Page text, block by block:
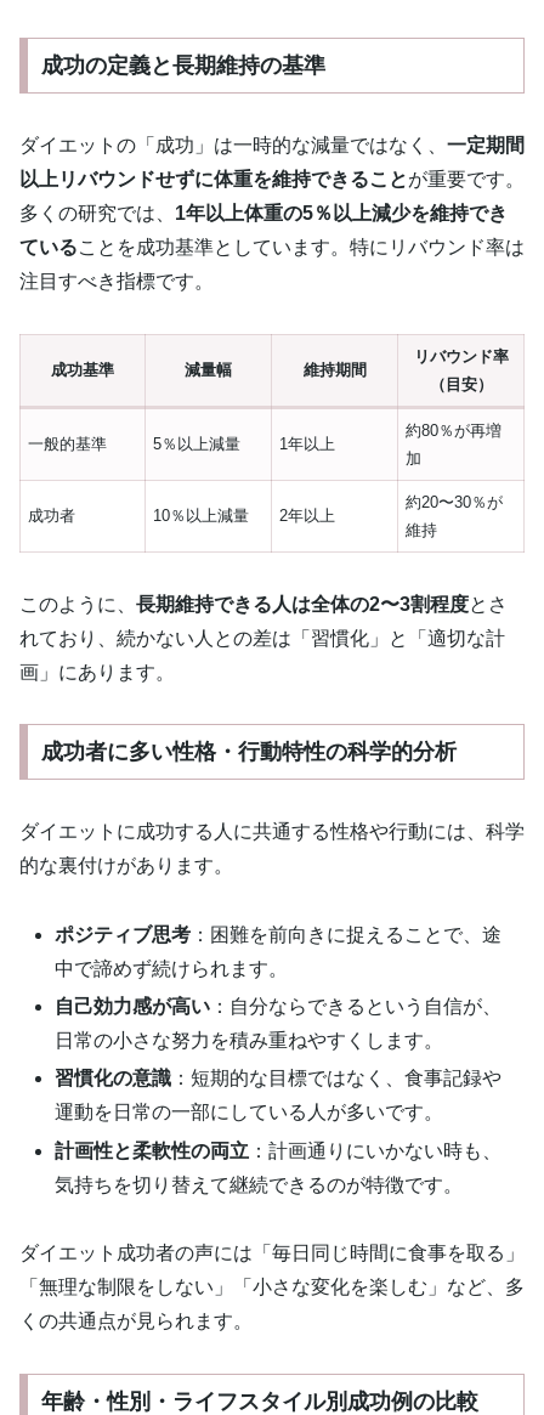
成功の定義と長期維持の基準
ダイエットの「成功」は一時的な減量ではなく、 一定期間
以上リバウンドせずに体重を維持できることが重要です。
多くの研究では、 1年以上体重の5％以上減少を維持でき
ていることを成功基準としています。特にリバウンド率は
注目すべき指標です。
成功基準 減量幅 維持期間
リバウンド率
（目安）
一般的基準 5％以上減量 1年以上
約80％が再増
加
成功者 10％以上減量 2年以上
約20〜30％が
維持
このように、 長期維持できる人は全体の2〜3割程度とさ
れており、続かない人との差は「習慣化」と「適切な計
画」にあります。
成功者に多い性格・行動特性の科学的分析
ダイエットに成功する人に共通する性格や行動には、科学
的な裏付けがあります。
ポジティブ思考 ：困難を前向きに捉えることで、途
中で諦めず続けられます。
自己効力感が高い ：自分ならできるという自信が、
日常の小さな努力を積み重ねやすくします。
習慣化の意識 ：短期的な目標ではなく、食事記録や
運動を日常の一部にしている人が多いです。
計画性と柔軟性の両立 ：計画通りにいかない時も、
気持ちを切り替えて継続できるのが特徴です。
ダイエット成功者の声には「毎日同じ時間に食事を取る」
「無理な制限をしない」「小さな変化を楽しむ」など、多
くの共通点が見られます。
年齢・性別・ライフスタイル別成功例の比較